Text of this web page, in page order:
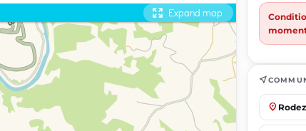
near_me
place Rodez